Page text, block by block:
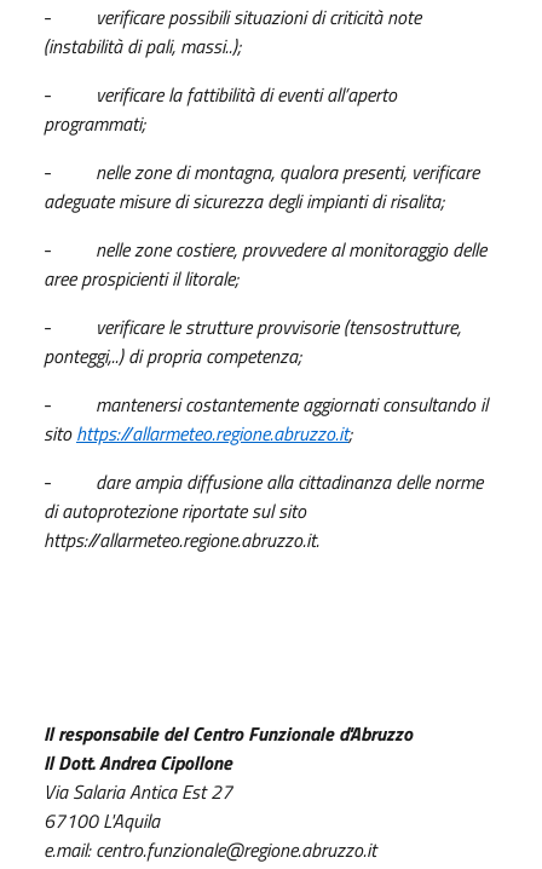
- verificare possibili situazioni di criticità note
(instabilità di pali, massi..);
- verificare la fattibilità di eventi all’aperto
programmati;
- nelle zone di montagna, qualora presenti, verificare
adeguate misure di sicurezza degli impianti di risalita;
- nelle zone costiere, provvedere al monitoraggio delle
aree prospicienti il litorale;
- verificare le strutture provvisorie (tensostrutture,
ponteggi,..) di propria competenza;
- mantenersi costantemente aggiornati consultando il
sitohttps://allarmeteo.regione.abruzzo.it;
- dare ampia diffusione alla cittadinanza delle norme
di autoprotezione riportate sul sito
https://allarmeteo.regione.abruzzo.it.
Il responsabile del Centro Funzionale d'Abruzzo
Il Dott. Andrea Cipollone
Via Salaria Antica Est 27
67100 L'Aquila
e.mail: centro.funzionale@regione.abruzzo.it